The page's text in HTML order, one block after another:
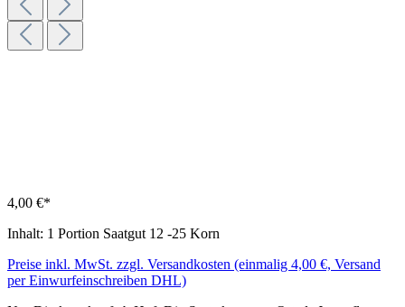
4,00 €*
Inhalt: 1 Portion Saatgut 12 -25 Korn
Preise inkl. MwSt. zzgl. Versandkosten (einmalig 4,00 €, Versand
per Einwurfeinschreiben DHL)